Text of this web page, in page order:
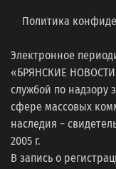
Политика
Электронное
«БРЯНСКИЕ
службой по надзору
сфере массовых
наследия −
2005 г.
В запись о